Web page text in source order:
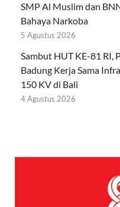
SMP Al Muslim dan
Bahaya Narkoba
5 Agustus 2026
Sambut HUT KE-81 RI,
Badung Kerja Sama
150 KV di Bali
4 Agustus 2026